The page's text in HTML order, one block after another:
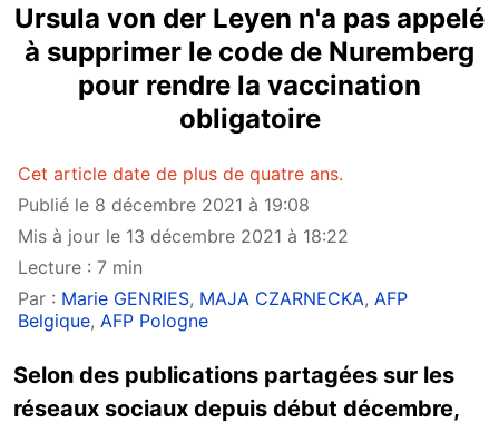
Ursula von der Leyen n'a pas appelé
à supprimer le code de Nuremberg
pour rendre la vaccination
obligatoire
Cet article date de plus de quatre ans.
Publié le 8 décembre 2021 à 19:08
Mis à jour le 13 décembre 2021 à 18:22
Lecture : 7 min
Par : Marie GENRIES, MAJA CZARNECKA, AFP
Belgique, AFP Pologne
Selon des publications partagées sur les
réseaux sociaux depuis début décembre,